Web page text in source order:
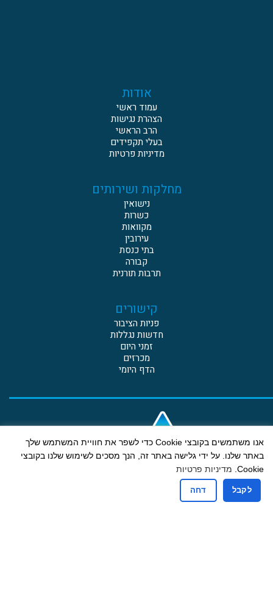
אודות
עמוד ראשי
הצהרת נגישות
הרב הראשי
בעלי תקפידים
מדיניות פרטיות
מחלקות ושירותים
נישואין
כשרות
מקוואות
עירובין
בתי כנסת
קבורה
תרבות תורנית
קישורים
פניות הציבור
חדשות נגללות
זמני היום
מכרזים
הדף היומי
אנו משתמשים בקובצי Cookie כדי לשפר את חוויית המשתמש שלך
באתר שלנו. על ידי גלישה באתר זה, הנך מסכים לשימוש שלנו בקובצי
Cookie. מדיניות פרטיות
לקבל דחה